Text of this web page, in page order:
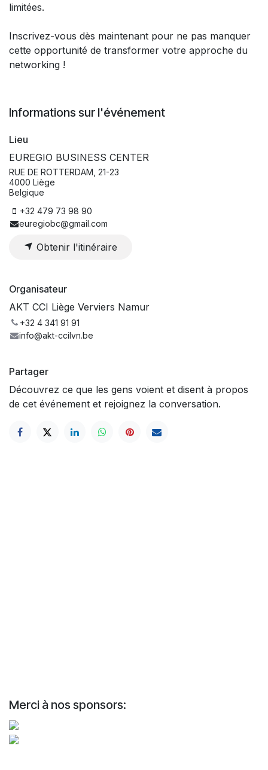
limitées.
Inscrivez-vous dès maintenant pour ne pas manquer
cette opportunité de transformer votre approche du
networking !
Informations sur l'événement
Lieu
EUREGIO BUSINESS CENTER
RUE DE ROTTERDAM, 21-23
4000 Liège
Belgique
+32 479 73 98 90
euregiobc@gmail.com
Obtenir l'itinéraire
Organisateur
AKT CCI Liège Verviers Namur
+32 4 341 91 91
info@akt-ccilvn.be
Partager
Découvrez ce que les gens voient et disent à propos
de cet événement et rejoignez la conversation.
Merci à nos sponsors: